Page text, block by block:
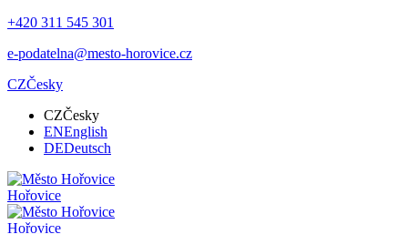
+420 311 545 301
e-podatelna@mesto-horovice.cz
CZČesky
CZČesky
ENEnglish
DEDeutsch
Hořovice
Hořovice